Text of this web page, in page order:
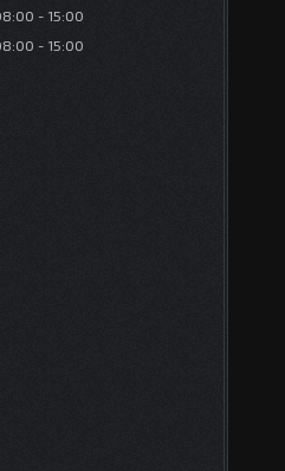
15:00
15:00